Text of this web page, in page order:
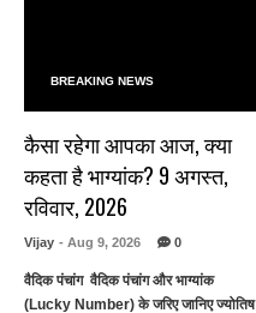
BREAKING NEWS
कैसा रहेगा आपका आज, क्या
कहता है भाग्यांक? 9 अगस्त,
रविवार, 2026
Vijay - Aug 9, 2026 0
वैदिक पंचांग वैदिक पंचांग और भाग्यांक
(Lucky Number) के जरिए जानिए ज्योतिष